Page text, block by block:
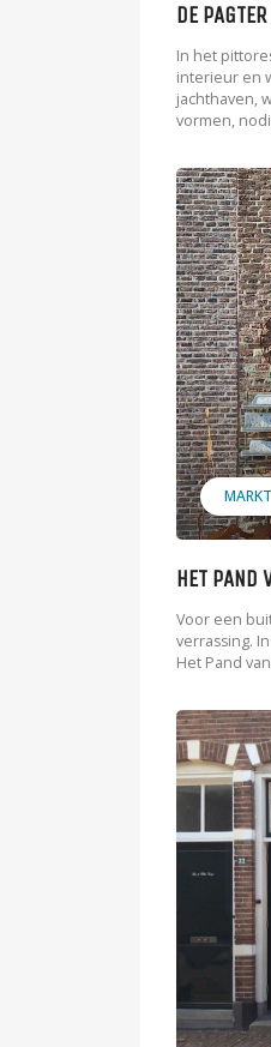
DE
In het
interieur en
jachthaven,
vormen,
MARKT
HET PAND
Voor een
verrassing.
Het Pand